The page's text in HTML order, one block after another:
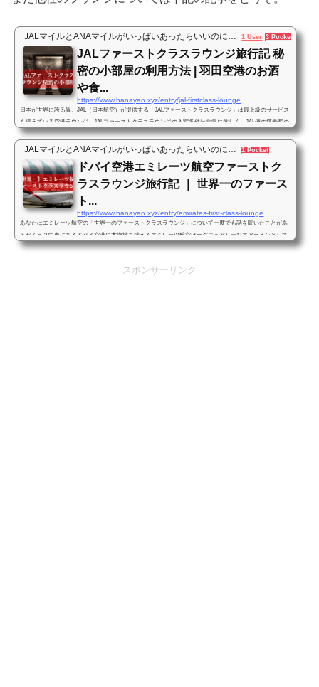
JALマイルとANAマイルがいっぱいあったらいいのに… 1 User 3 Pockets
JALファーストクラスラウンジ旅行記 秘
密の小部屋の利用方法 | 羽田空港のお酒
や食...
https://www.hanayao.xyz/entry/jal-firstclass-lounge
日本が世界に誇る翼、JAL（日本航空）が提供する「JALファーストクラスラウンジ」は最上級のサービス
を備えている空港ラウンジ。JALファーストクラスラウンジの入室条件は非常に厳しく、JAL便の搭乗客の
中でもごくごく一部の条件を満たした人のしか利用することができない。JALにとって選ばれた顧客しか
利用することができないのだ。それが故にJALファーストクラスラウンジ内でのおもてなしは、同じくJAL
が運営するサクララウンジとは一線を画すレベルとなっている。食事やお酒はもちろん、デザイナーとの
コラボによる空間デザインはこ...
JALマイルとANAマイルがいっぱいあったらいいのに… 1 Pocket
ドバイ空港エミレーツ航空ファーストク
ラスラウンジ旅行記 ｜ 世界一のファース
ト...
https://www.hanayao.xyz/entry/emirates-first-class-lounge
あなたはエミレーツ航空の「世界一のファーストクラスラウンジ」について一度でも話を聞いたことがあ
るだろう？中東にあるドバイ空港に本拠地を構えるエミレーツ航空はラグジュアリーなエアラインとして
知られている。その理由のひとつは世界最大の旅客機「A380」を、世界で一番保有していることにあるだ
ーストクラスラウンジ」と呼ばれている。日本で暮らしているとあまり馴染みが無い方もいるかもしれな
スポンサーリンク